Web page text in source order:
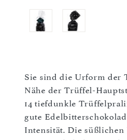
Sie sind die Urform der
Nähe der Trüffel-
14 tiefdunkle
gute
Intensität. Die süßlichen